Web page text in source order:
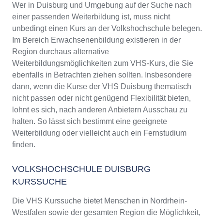
Wer in Duisburg und Umgebung auf der Suche nach
einer passenden Weiterbildung ist, muss nicht
unbedingt einen Kurs an der Volkshochschule belegen.
Im Bereich Erwachsenenbildung existieren in der
Region durchaus alternative
Weiterbildungsmöglichkeiten zum VHS-Kurs, die Sie
ebenfalls in Betrachten ziehen sollten. Insbesondere
dann, wenn die Kurse der VHS Duisburg thematisch
nicht passen oder nicht genügend Flexibilität bieten,
lohnt es sich, nach anderen Anbietern Ausschau zu
halten. So lässt sich bestimmt eine geeignete
Weiterbildung oder vielleicht auch ein Fernstudium
finden.
VOLKSHOCHSCHULE DUISBURG
KURSSUCHE
Die VHS Kurssuche bietet Menschen in Nordrhein-
Westfalen sowie der gesamten Region die Möglichkeit,